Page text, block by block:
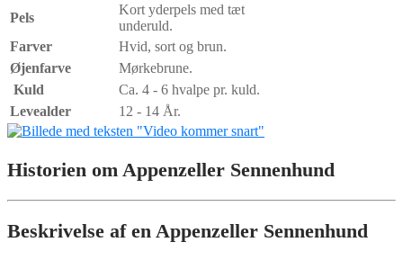
Pels
Kort yderpels med tæt
underuld.
Farver
Hvid, sort og brun.
Øjenfarve
Mørkebrune.
Kuld
Ca. 4 - 6 hvalpe pr. kuld.
Levealder
12 - 14 År.
Historien om Appenzeller Sennenhund
Beskrivelse af en Appenzeller Sennenhund